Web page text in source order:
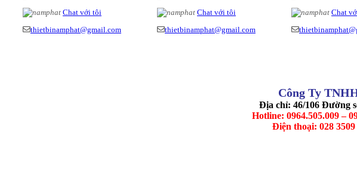
Chat với tôi
thietbinamphat@gmail.com
Chat với tôi
thietbinamphat@gmail.com
Chat
Công Ty
Địa chỉ: 46/106 Đường
Hotline: 0964.505.009 –
Điện thoại: 028 3509